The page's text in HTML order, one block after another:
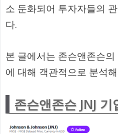
소 둔화되어 투자자들의
다.
본 글에서는 존슨앤존슨
에 대해 객관적으로 분석
존슨앤존슨 JNJ